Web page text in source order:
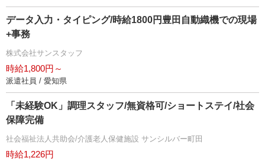
データ入力・タイピング/時給1800円豊田自動織機での現場
+事務
株式会社サンスタッフ
時給1,800円～
派遣社員 / 愛知県
「未経験OK」調理スタッフ/無資格可/ショートステイ/社会
保障完備
社会福祉法人共助会/介護老人保健施設 サンシルバー町田
時給1,226円